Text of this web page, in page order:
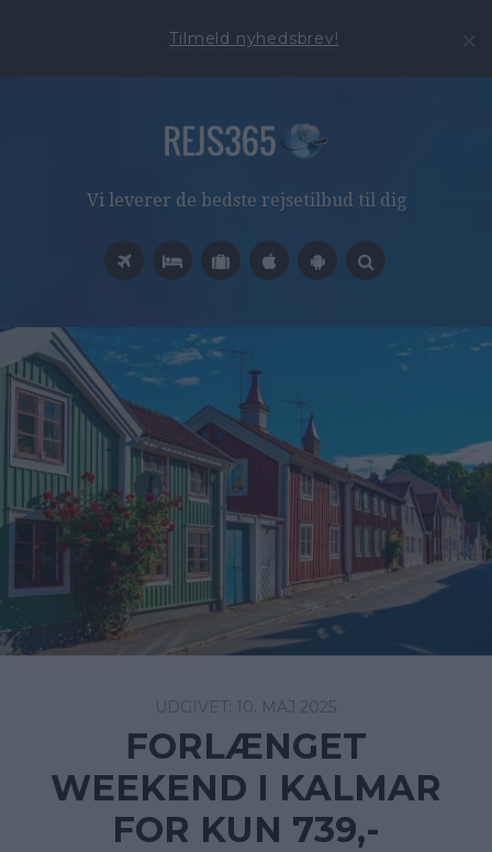
Tilmeld nyhedsbrev!
Vi leverer de bedste rejsetilbud til dig
10. MAJ 2025
FORLÆNGET
WEEKEND I KALMAR
FOR KUN 739,-